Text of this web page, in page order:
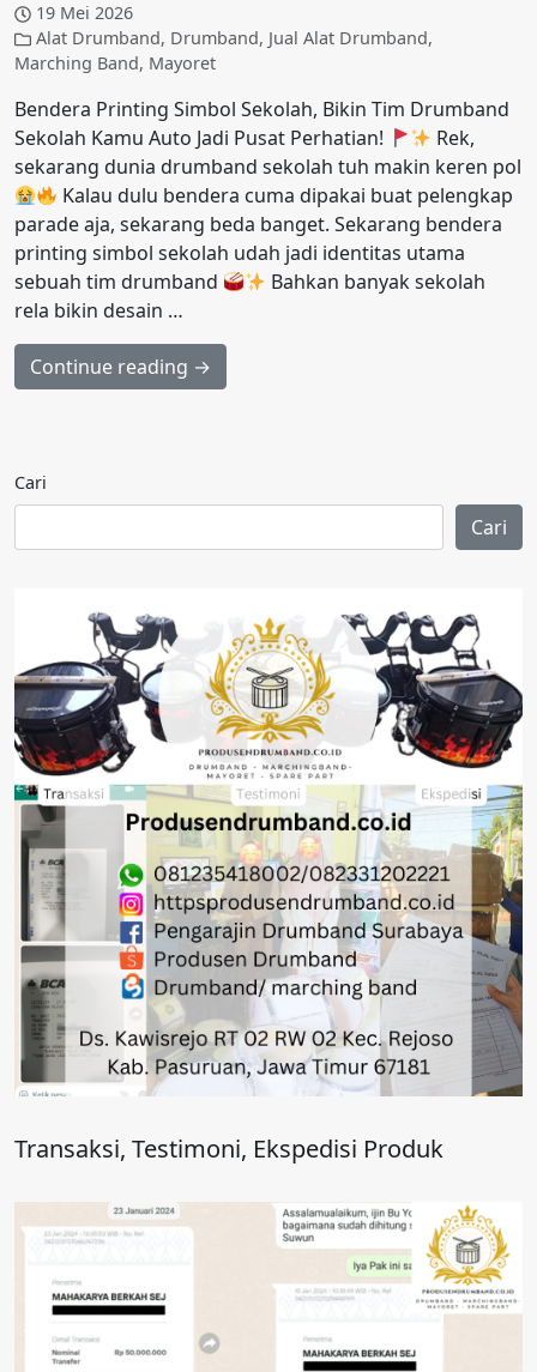
19 Mei 2026
Alat Drumband, Drumband, Jual Alat Drumband,
Marching Band, Mayoret
Bendera Printing Simbol Sekolah, Bikin Tim Drumband
Sekolah Kamu Auto Jadi Pusat Perhatian!
Rek,
sekarang dunia drumband sekolah tuh makin keren pol
Kalau dulu bendera cuma dipakai buat pelengkap
parade aja, sekarang beda banget. Sekarang bendera
printing simbol sekolah udah jadi identitas utama
sebuah tim drumband
Bahkan banyak sekolah
rela bikin desain …
Continue reading →
Cari
Cari
Transaksi, Testimoni, Ekspedisi Produk